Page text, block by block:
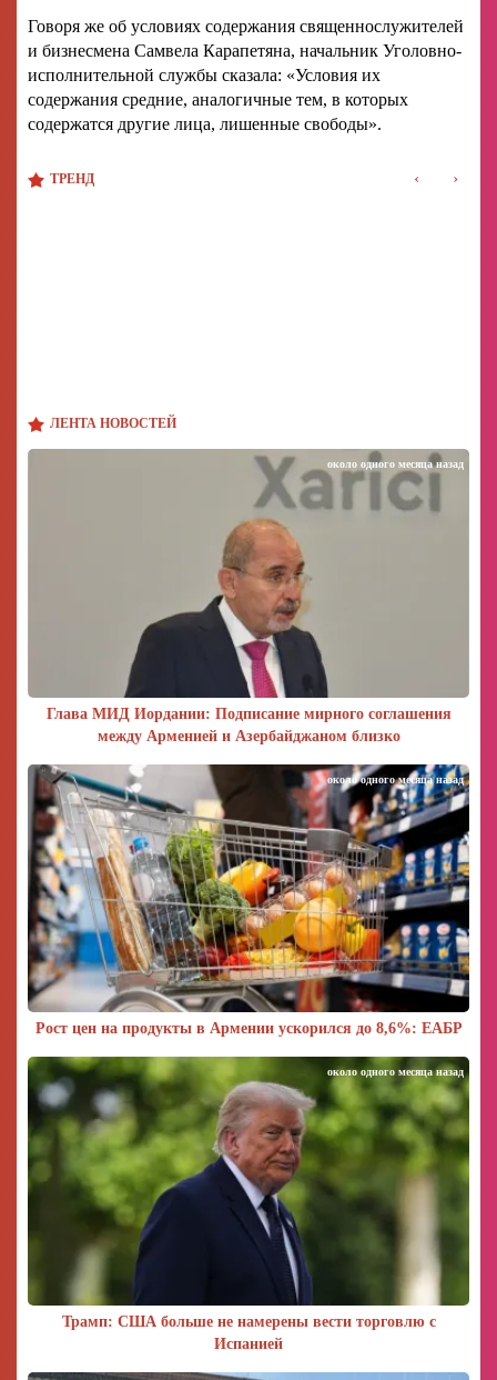
ЛЕНТА НОВОСТЕЙ
Глава МИД Иордании: Подписание мирного соглашения
между Арменией и Азербайджаном близко
около одного месяца назад
Рост цен на продукты в Армении ускорился до 8,6%: ЕАБР
около одного месяца назад
Трамп: США больше не намерены вести торговлю с
Испанией
около одного месяца назад
Говоря же об условиях содержания священнослужителей
и бизнесмена Самвела Карапетяна, начальник Уголовно-
исполнительной службы сказала: «Условия их
содержания средние, аналогичные тем, в которых
содержатся другие лица, лишенные свободы».
ТРЕНД ‹ ›